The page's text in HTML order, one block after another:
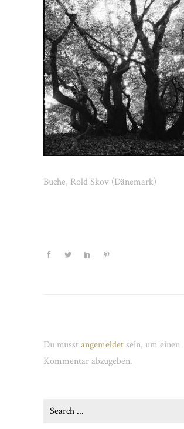
Buche, Rold Skov (Dänemark)
Du musstangemeldet sein, um einen
Kommentar abzugeben.